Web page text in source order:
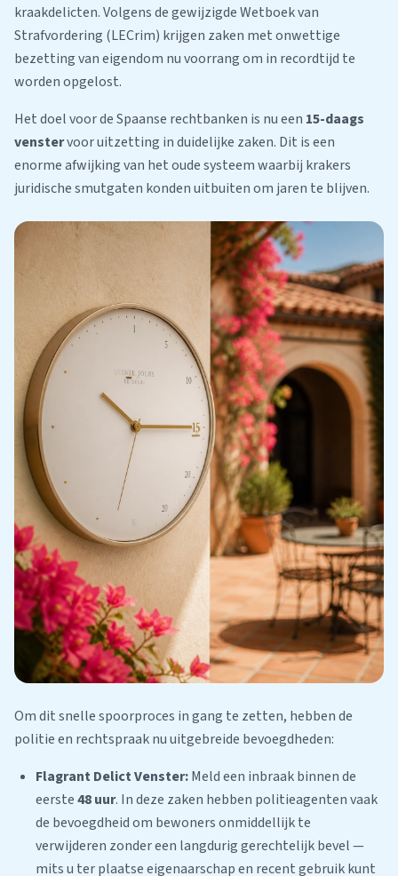
kraakdelicten. Volgens de gewijzigde Wetboek van
Strafvordering (LECrim) krijgen zaken met onwettige
bezetting van eigendom nu voorrang om in recordtijd te
worden opgelost.
Het doel voor de Spaanse rechtbanken is nu een 15-daags
venstervoor uitzetting in duidelijke zaken. Dit is een
enorme afwijking van het oude systeem waarbij krakers
juridische smutgaten konden uitbuiten om jaren te blijven.
Om dit snelle spoorproces in gang te zetten, hebben de
politie en rechtspraak nu uitgebreide bevoegdheden:
Flagrant Delict Venster:Meld een inbraak binnen de
eerste48 uur. In deze zaken hebben politieagenten vaak
de bevoegdheid om bewoners onmiddellijk te
verwijderen zonder een langdurig gerechtelijk bevel —
mits u ter plaatse eigenaarschap en recent gebruik kunt